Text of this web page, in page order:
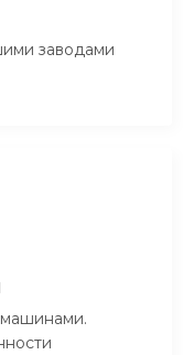
заводами